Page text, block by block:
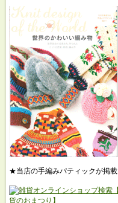
★当店の手編みパティックが掲載